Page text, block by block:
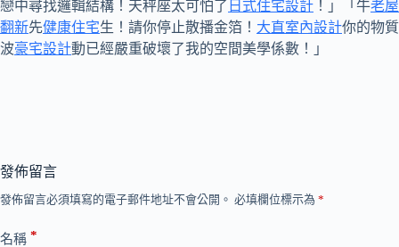
戀中尋找邏輯結構！天秤座太可怕了 日式住宅設計 ！」「牛老屋
翻新先健康住宅生！請你停止散播金箔！ 大直室內設計你的物質
波豪宅設計動已經嚴重破壞了我的空間美學係數！」
發佈留言
發佈留言必須填寫的電子郵件地址不會公開。 必填欄位標示為 *
名稱 *